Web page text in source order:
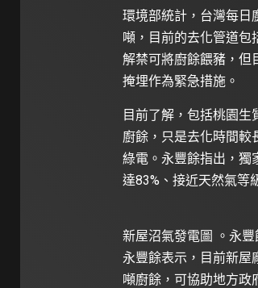
環境部統計，台灣每日
噸，目前的去化管道包
解禁可將廚餘餵豬，但
掩埋作為緊急措施。
目前了解，包括桃園
廚餘，只是去化時間較
綠電。永豐餘指出，獨
達83%、接近天然氣等
新屋沼氣發電圖 。永
永豐餘表示，目前新屋
噸廚餘，可協助地方政